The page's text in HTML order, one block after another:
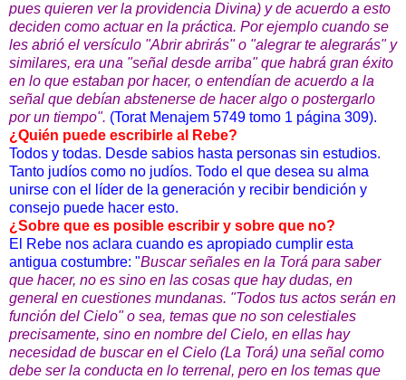
pues quieren ver la providencia Divina) y de acuerdo a esto
deciden como actuar en la práctica. Por ejemplo cuando se
les abrió el versículo "Abrir abrirás" o "alegrar te alegrarás" y
similares, era una "señal desde arriba" que habrá gran éxito
en lo que estaban por hacer, o entendían de acuerdo a la
señal que debían abstenerse de hacer algo o postergarlo
por un tiempo". (Torat Menajem 5749 tomo 1 página 309).
¿Quién puede escribirle al Rebe?
Todos y todas. Desde sabios hasta personas sin estudios.
Tanto judíos como no judíos. Todo el que desea su alma
unirse con el líder de la generación y recibir bendición y
consejo puede hacer esto.
¿Sobre que es posible escribir y sobre que no?
El Rebe nos aclara cuando es apropiado cumplir esta
antigua costumbre: "Buscar señales en la Torá para saber
que hacer, no es sino en las cosas que hay dudas, en
general en cuestiones mundanas. "Todos tus actos serán en
función del Cielo" o sea, temas que no son celestiales
precisamente, sino en nombre del Cielo, en ellas hay
necesidad de buscar en el Cielo (La Torá) una señal como
debe ser la conducta en lo terrenal, pero en los temas que